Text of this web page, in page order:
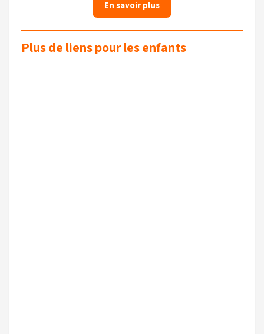
En savoir plus
Plus de liens pour les enfants